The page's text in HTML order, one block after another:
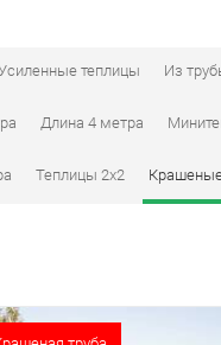
теплицы Из
Длина 4 метра
Теплицы 2х2